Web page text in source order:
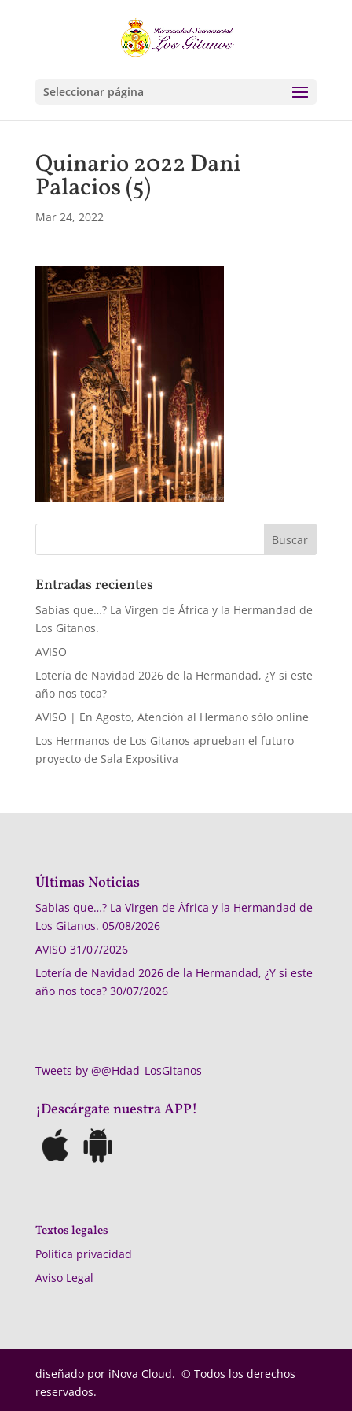
Seleccionar página
Quinario 2022 Dani
Palacios (5)
Mar 24, 2022
Entradas recientes
Sabias que…? La Virgen de África y la Hermandad de
Los Gitanos.
AVISO
Lotería de Navidad 2026 de la Hermandad, ¿Y si este
año nos toca?
AVISO | En Agosto, Atención al Hermano sólo online
Los Hermanos de Los Gitanos aprueban el futuro
proyecto de Sala Expositiva
Últimas Noticias
Sabias que…? La Virgen de África y la Hermandad de
Los Gitanos. 05/08/2026
AVISO 31/07/2026
Lotería de Navidad 2026 de la Hermandad, ¿Y si este
año nos toca? 30/07/2026
Tweets by @@Hdad_LosGitanos
¡Descárgate nuestra APP!
Textos legales
Politica privacidad
Aviso Legal
diseñado por iNova Cloud. © Todos los derechos
reservados.